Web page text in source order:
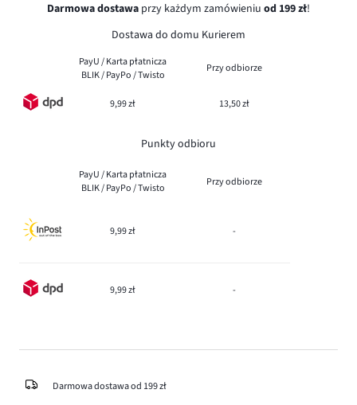
Darmowa dostawa przy każdym zamówieniu od 199 zł!
Dostawa do domu Kurierem
PayU / Karta płatnicza
BLIK / PayPo / Twisto
Przy odbiorze
9,99 zł 13,50 zł
Punkty odbioru
PayU / Karta płatnicza
BLIK / PayPo / Twisto
Przy odbiorze
9,99 zł -
9,99 zł -
Darmowa dostawa od 199 zł